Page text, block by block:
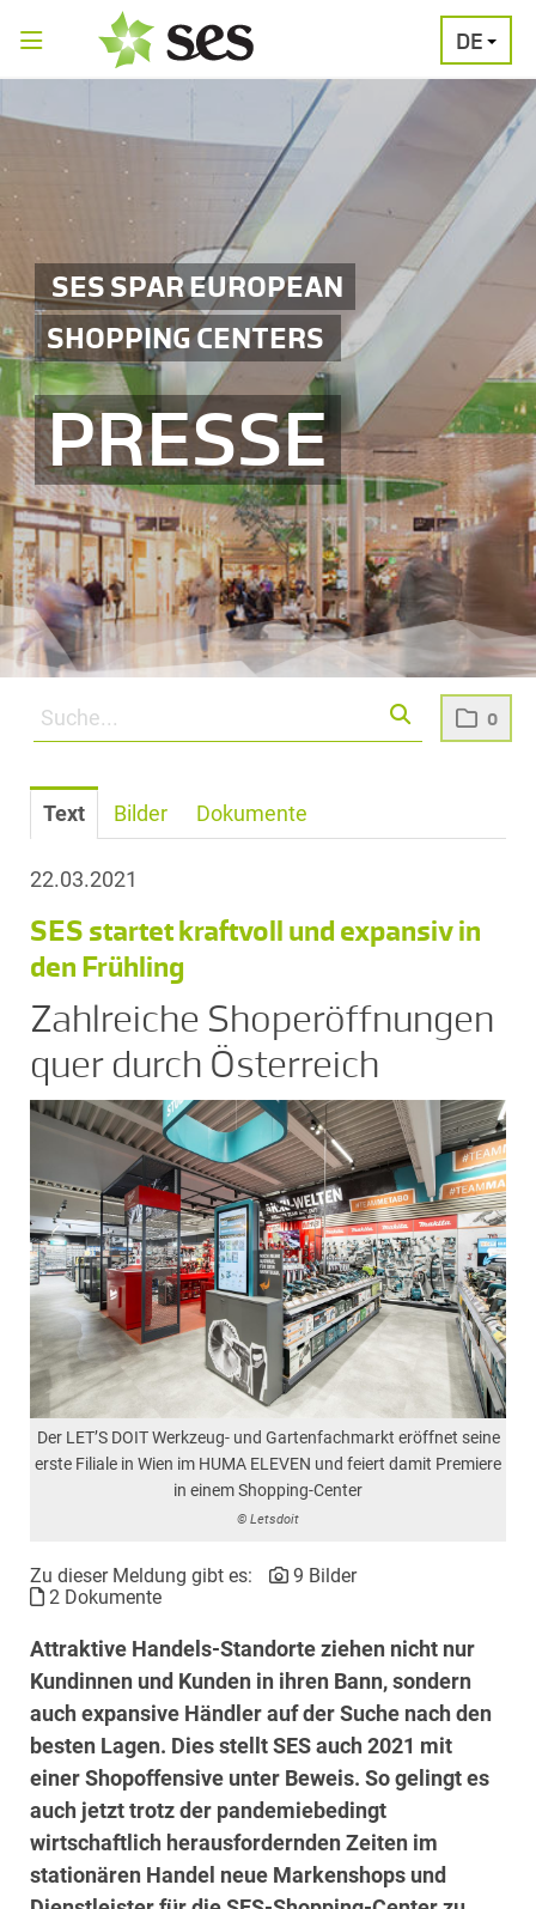
0
DE
SES SPAR EUROPEAN
SHOPPING CENTERS
PRESSE
PRESSEAUSSENDUNGEN
Text Bilder Dokumente
22.03.2021
SES startet kraftvoll und expansiv in
den Frühling
Zahlreiche Shoperöffnungen
quer durch Österreich
Der LET’S DOIT Werkzeug- und Gartenfachmarkt eröffnet seine
erste Filiale in Wien im HUMA ELEVEN und feiert damit Premiere
in einem Shopping-Center
© Letsdoit
Zu dieser Meldung gibt es:
9 Bilder
2 Dokumente
Attraktive Handels-Standorte ziehen nicht nur
Kundinnen und Kunden in ihren Bann, sondern
auch expansive Händler auf der Suche nach den
besten Lagen. Dies stellt SES auch 2021 mit
einer Shopoffensive unter Beweis. So gelingt es
auch jetzt trotz der pandemiebedingt
wirtschaftlich herausfordernden Zeiten im
stationären Handel neue Markenshops und